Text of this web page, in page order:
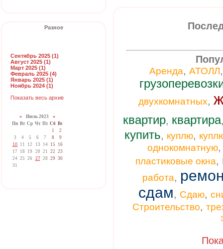
Разное
Сентябрь 2025 (1)
Август 2025 (1)
Март 2025 (1)
Февраль 2025 (4)
Январь 2025 (1)
Ноябрь 2024 (1)
Показать весь архив
« Июль 2023 »
Пн Вт Ср Чт Пт Сб Вс
1
2
3
4 5 6 7 8
9
10 11 12 13 14 15
16
17
18 19 20 21 22 23
24 25 26 27 28 29 30
31
Аренда, АТОЛЛ
двухкомнатных,
квартир, квартира
купить, куплю,
однокомнатную
пластиковые окна,
работа,
сдам, Сдаю,
Строительство,